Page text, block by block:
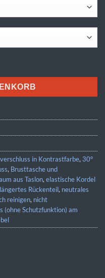
in Kontrastfarbe, 30°
, Brusttasche und
aus Taslon, elastische Kordel
Rückenteil, neutrales
reinigen, nicht
(ohne Schutzfunktion) am